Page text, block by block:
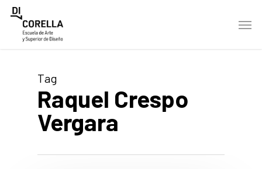
Skip
Menu
Tag
Raquel Crespo
Vergara